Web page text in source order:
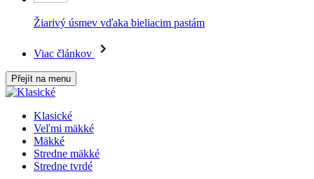
Žiarivý úsmev vďaka bieliacim pastám
Viac článkov
Přejít na menu
Klasické
Veľmi mäkké
Mäkké
Stredne mäkké
Stredne tvrdé